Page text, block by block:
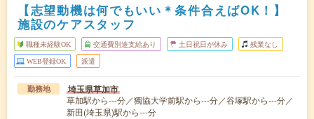
【志望動機は何でもいい＊条件合えばOK！】
施設のケアスタッフ
職種未経験OK 交通費別途支給あり 土日祝日が休み 残業なし
WEB登録OK 派遣
勤務地 埼玉県草加市
草加駅から---分／獨協大学前駅から---分／谷塚駅から---分／
新田(埼玉県)駅から---分